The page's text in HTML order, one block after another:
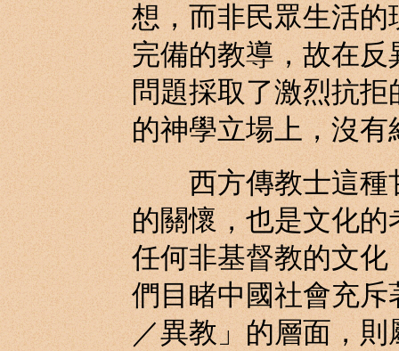
想，而非民眾生活
完備的教導，故在
問題採取了激烈抗
的神學立場上，沒有
西方傳教士這種甘
的關懷，也是文化
任何非基督教的文
們目睹中國社會充
／異教」的層面，